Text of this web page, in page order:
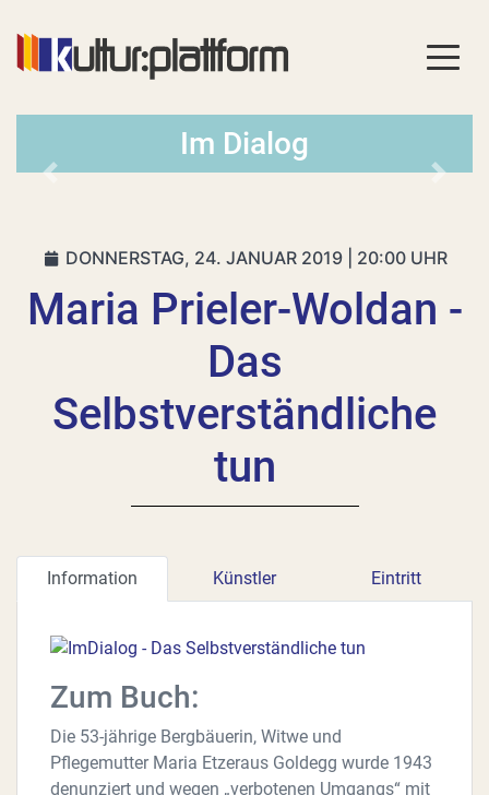
Im Dialog
DONNERSTAG, 24. JANUAR 2019 | 20:00 UHR
Maria Prieler-Woldan -
Das
Selbstverständliche
tun
Information Künstler Eintritt
Zum Buch:
Die 53-jährige Bergbäuerin, Witwe und
Pflegemutter Maria Etzeraus Goldegg wurde 1943
denunziert und wegen „verbotenen Umgangs“ mit